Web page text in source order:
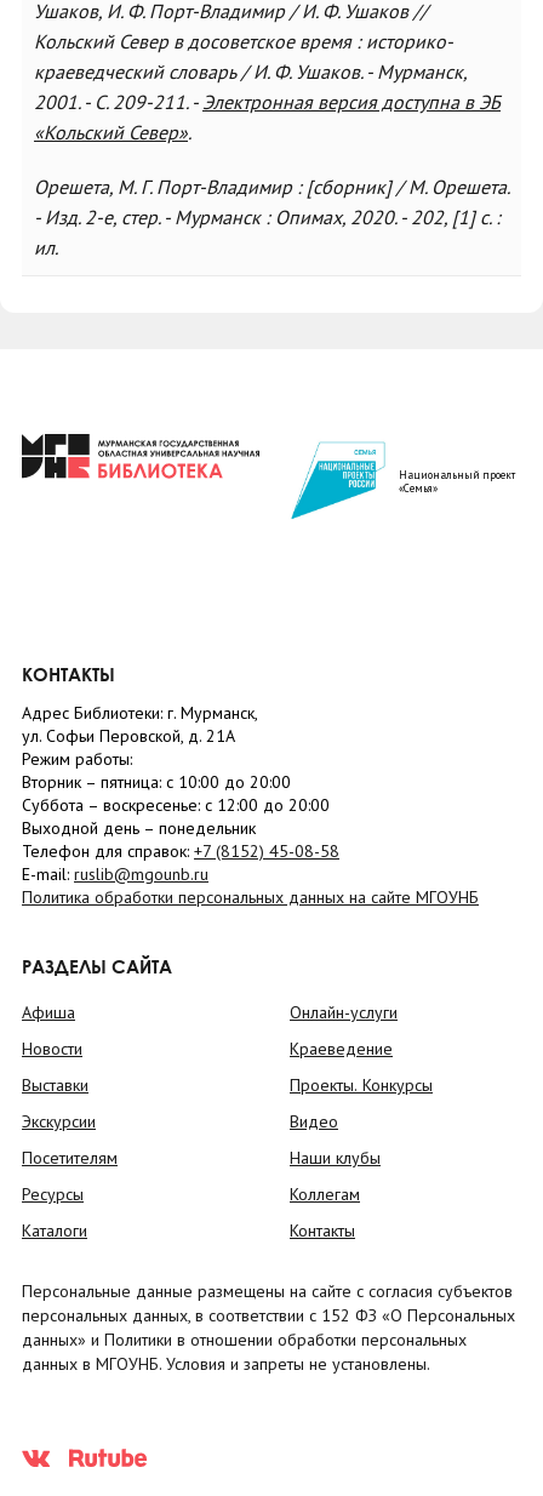
Ушаков, И. Ф. Порт-Владимир / И. Ф. Ушаков //
Кольский Север в досоветское время : историко-
краеведческий словарь / И. Ф. Ушаков. - Мурманск,
2001. - С. 209-211. - Электронная версия доступна в ЭБ
«Кольский Север».
Орешета, М. Г. Порт-Владимир : [сборник] / М. Орешета.
- Изд. 2-е, стер. - Мурманск : Опимах, 2020. - 202, [1] с. :
ил.
Национальный проект
«Семья»
КОНТАКТЫ
Адрес Библиотеки: г. Мурманск,
ул. Софьи Перовской, д. 21А
Режим работы:
Вторник – пятница: с 10:00 до 20:00
Суббота – воскресенье: c 12:00 до 20:00
Выходной день – понедельник
Телефон для справок: +7 (8152) 45-08-58
E-mail: ruslib@mgounb.ru
Политика обработки персональных данных на сайте МГОУНБ
РАЗДЕЛЫ САЙТА
Афиша
Новости
Выставки
Экскурсии
Посетителям
Ресурсы
Каталоги
Онлайн-услуги
Краеведение
Проекты. Конкурсы
Видео
Наши клубы
Коллегам
Контакты
Персональные данные размещены на сайте с согласия субъектов
персональных данных, в соответствии с 152 ФЗ «О Персональных
данных» и Политики в отношении обработки персональных
данных в МГОУНБ. Условия и запреты не установлены.